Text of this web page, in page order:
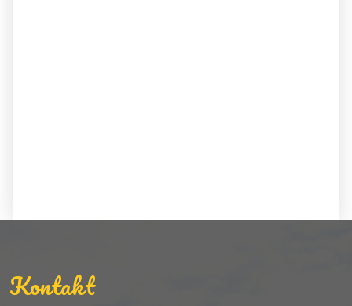
Kontakt